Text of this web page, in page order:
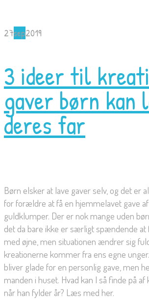
27sep2019
3 ideer til
gaver børn kan
deres far
Børn elsker at lave gaver selv, og det er
for forældre at få en hjemmelavet gave
guldklumper. Der er nok mange uden
det da bare ikke er særligt spændende at
med øjne, men situationen ændrer sig
kreationerne kommer fra ens egne
bliver glade for en personlig gave, men
manden i huset. Hvad kan I så finde på af
når han fylder år? Læs med her.